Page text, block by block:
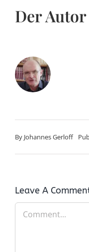
Der Autor
By Johannes Gerloff
Leave A
Comment